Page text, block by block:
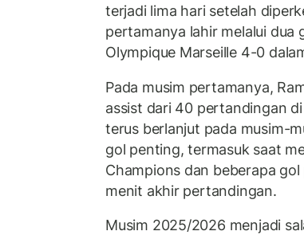
terjadi lima hari setelah
pertamanya lahir melalui dua
Olympique Marseille 4-0
Pada musim pertamanya,
assist dari 40 pertandingan
terus berlanjut pada musim-
gol penting, termasuk saat
Champions dan beberapa
menit akhir pertandingan.
Musim 2025/2026 menjadi